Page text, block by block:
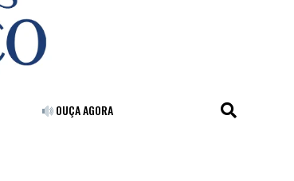
OUÇA AGORA